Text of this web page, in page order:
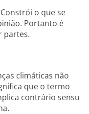
o que se
Portanto é
partes.
climáticas não
que o termo
contrário sensu